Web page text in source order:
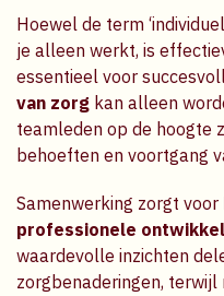
Hoewel de term
je alleen werkt, is
essentieel voor
van zorg kan alleen
teamleden op de hoogte
behoeften en voortgang
Samenwerking zorgt voor
professionele
waardevolle inzichten
zorgbenaderingen,